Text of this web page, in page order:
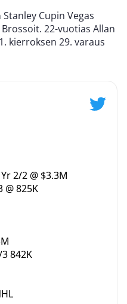
Cupin Vegas
22-vuotias Allan
kierroksen 29. varaus
2/2 @ $3.3M
@ 825K
842K